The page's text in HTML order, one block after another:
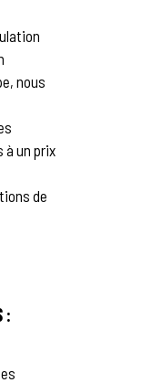
nous
un prix
de
: